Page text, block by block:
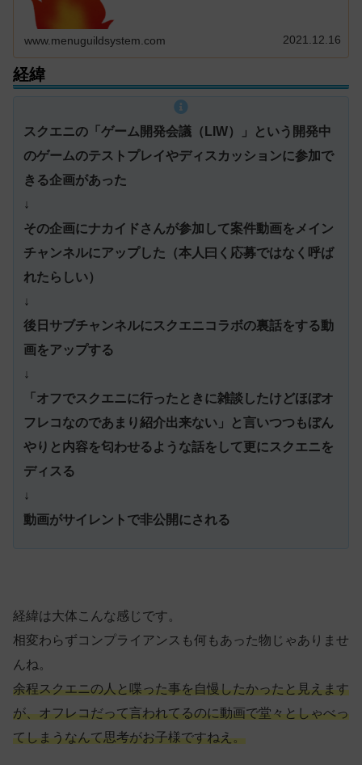
www.menuguildsystem.com 2021.12.16
経緯
スクエニの「ゲーム開発会議（LIW）」という開発中
のゲームのテストプレイやディスカッションに参加で
きる企画があった
↓
その企画にナカイドさんが参加して案件動画をメイン
チャンネルにアップした（本人曰く応募ではなく呼ば
れたらしい）
↓
後日サブチャンネルにスクエニコラボの裏話をする動
画をアップする
↓
「オフでスクエニに行ったときに雑談したけどほぼオ
フレコなのであまり紹介出来ない」と言いつつもぼん
やりと内容を匂わせるような話をして更にスクエニを
ディスる
↓
動画がサイレントで非公開にされる
経緯は大体こんな感じです。
相変わらずコンプライアンスも何もあった物じゃありませ
んね。
余程スクエニの人と喋った事を自慢したかったと見えます
が、オフレコだって言われてるのに動画で堂々としゃべっ
てしまうなんて思考がお子様ですねえ。